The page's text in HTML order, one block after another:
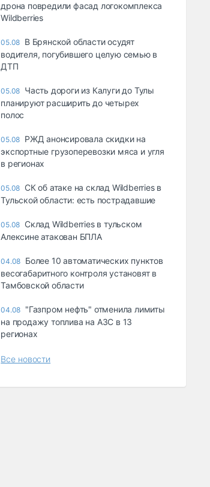
дрона повредили фасад логокомплекса
Wildberries
05.08 В Брянской области осудят
водителя, погубившего целую семью в
ДТП
05.08 Часть дороги из Калуги до Тулы
планируют расширить до четырех
полос
05.08 РЖД анонсировала скидки на
экспортные грузоперевозки мяса и угля
в регионах
05.08 СК об атаке на склад Wildberries в
Тульской области: есть пострадавшие
05.08 Склад Wildberries в тульском
Алексине атакован БПЛА
04.08 Более 10 автоматических пунктов
весогабаритного контроля установят в
Тамбовской области
04.08 "Газпром нефть" отменила лимиты
на продажу топлива на АЗС в 13
регионах
Все новости